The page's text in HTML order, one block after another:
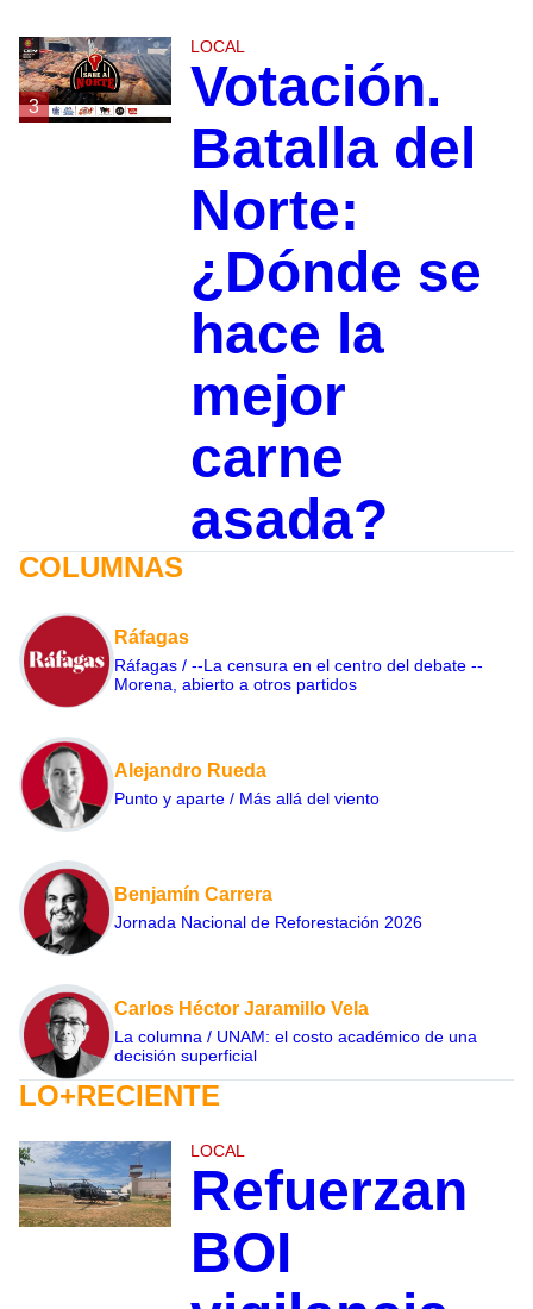
3
LOCAL
Votación.
Batalla del
Norte:
¿Dónde se
hace la
mejor
carne
asada?
COLUMNAS
Ráfagas
Ráfagas / --La censura en el centro del debate --
Morena, abierto a otros partidos
Alejandro Rueda
Punto y aparte / Más allá del viento
Benjamín Carrera
Jornada Nacional de Reforestación 2026
Carlos Héctor Jaramillo Vela
La columna / UNAM: el costo académico de una
decisión superficial
LO+RECIENTE
LOCAL
Refuerzan
BOI